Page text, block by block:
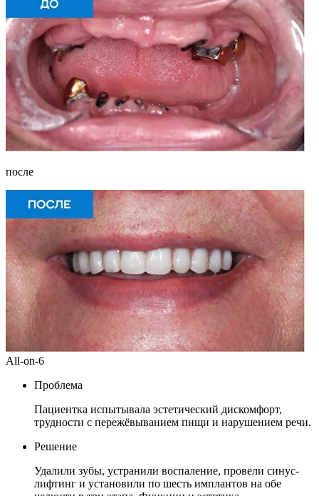
после
All-on-6
Проблема
Пациентка испытывала эстетический дискомфорт,
трудности с пережёвыванием пищи и нарушением речи.
Решение
Удалили зубы, устранили воспаление, провели синус-
лифтинг и установили по шесть имплантов на обе